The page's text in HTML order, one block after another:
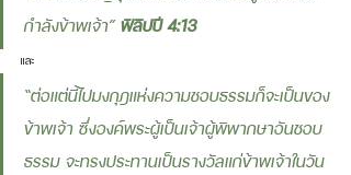
กำลังข้าพเจ้า” ฟิลิปปี 4:13
และ
“ต่อแต่นี้ไปมงกุฎแห่งความชอบธรรมก็จะเป็นของ
ข้าพเจ้า ซึ่งองค์พระผู้เป็นเจ้าผู้พิพากษาอันชอบ
ธรรม จะทรงประทานเป็นรางวัลแก่ข้าพเจ้าในวัน